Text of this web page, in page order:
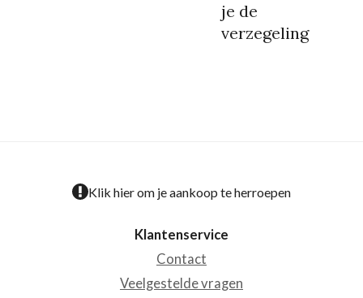
je de
verzegeling
Klik hier om je aankoop te herroepen
Klantenservice
Contact
Veelgestelde vragen